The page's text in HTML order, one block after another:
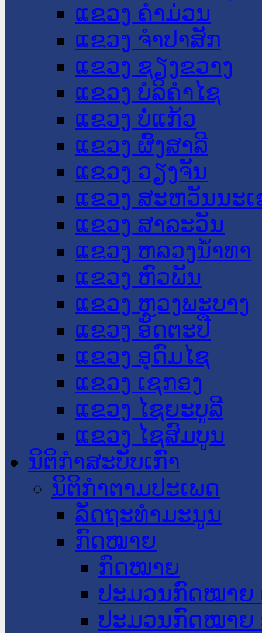
ແຂວງ ຄໍາມ່ວນ
ແຂວງ ຈໍາປາສັກ
ແຂວງ ຊຽງຂວາງ
ແຂວງ ບໍລິຄໍາໄຊ
ແຂວງ ບໍ່ແກ້ວ
ແຂວງ ຜົ້ງສາລີ
ແຂວງ ວຽງຈັນ
ແຂວງ ສະຫວັນນະ
ແຂວງ ສາລະວັນ
ແຂວງ ຫລວງນໍ້າທາ
ແຂວງ ຫົວພັນ
ແຂວງ ຫຼວງພະບາງ
ແຂວງ ອັດຕະປື
ແຂວງ ອຸດົມໄຊ
ແຂວງ ເຊກອງ
ແຂວງ ໄຊຍະບູລີ
ແຂວງ ໄຊສົມບູນ
ນິຕິກໍາສະບັບເກົ່າ
ນິຕິກຳຕາມປະເພດ
ລັດຖະທໍາມະນູນ
ກົດໝາຍ
ກົດໝາຍ
ປະມວນກົດໝາຍ
ປະມວນກົດໝາຍ